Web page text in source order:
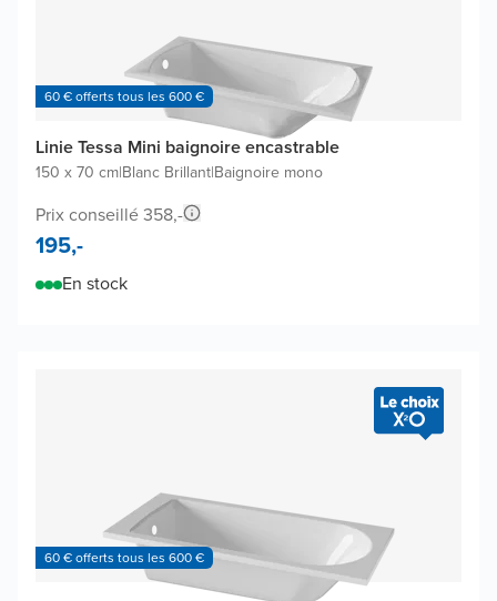
60 € offerts tous les 600 €
Linie Tessa Mini baignoire encastrable
150 x 70 cm|Blanc Brillant|Baignoire mono
Prix conseillé 358,-
195,-
En stock
60 € offerts tous les 600 €